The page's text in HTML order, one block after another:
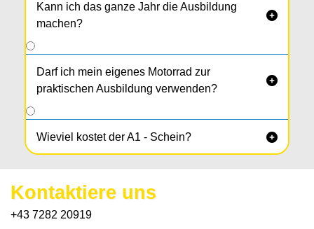
Kann ich das ganze Jahr die Ausbildung
machen?

Darf ich mein eigenes Motorrad zur
praktischen Ausbildung verwenden?

Wieviel kostet der A1 - Schein? 
Kontaktiere uns
+43 7282 20919